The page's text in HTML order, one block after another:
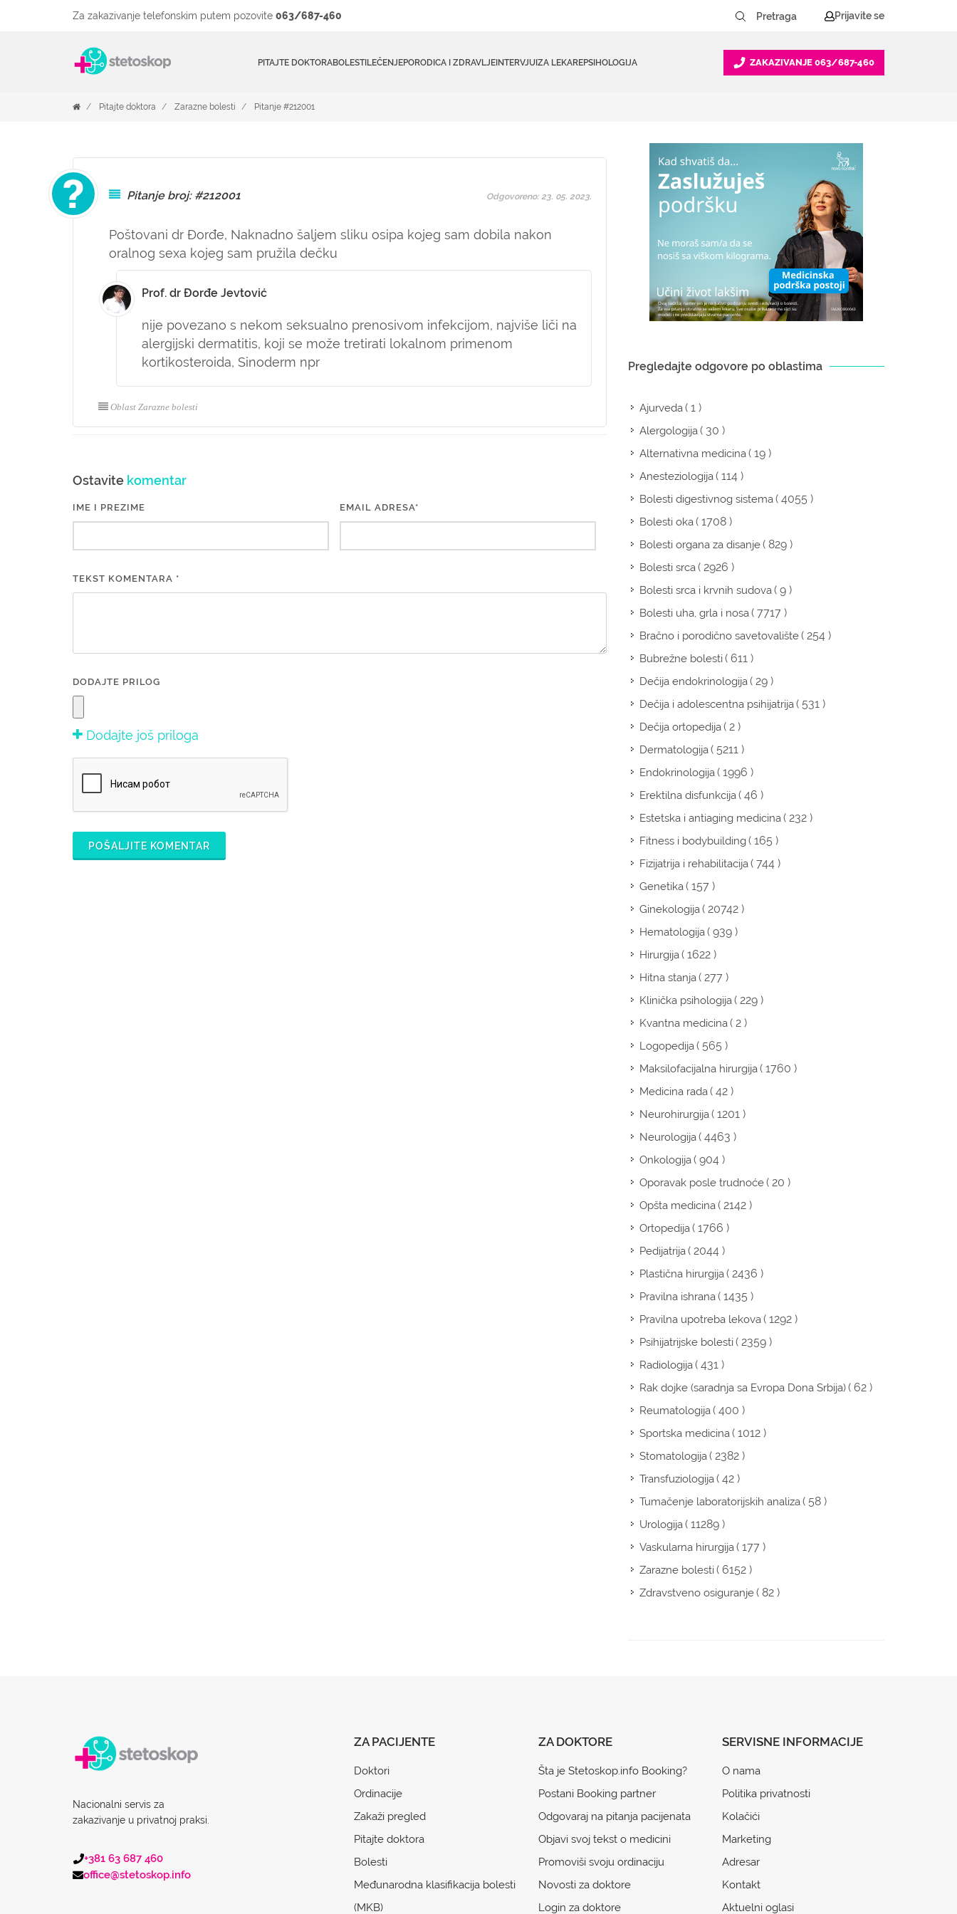
Za zakazivanje telefonskim putem pozovite 063/687-460 Prijavite se
PITAJTE DOKTORABOLESTILEČENJEPORODICA I ZDRAVLJEINTERVJUIZA LEKAREPSIHOLOGIJA ZAKAZIVANJE 063/687-460
Pitajte doktora Zarazne bolesti Pitanje #212001
Pitanje broj: #212001
Poštovani dr Đorđe, Naknadno šaljem sliku osipa kojeg sam dobila nakon
oralnog sexa kojeg sam pružila dečku
Odgovoreno: 23. 05. 2023.
Prof. dr Đorđe Jevtović
nije povezano s nekom seksualno prenosivom infekcijom, najviše liči na
alergijski dermatitis, koji se može tretirati lokalnom primenom
kortikosteroida, Sinoderm npr
Oblast Zarazne bolesti
Ostavite komentar
IME I PREZIME EMAIL ADRESA*
TEKST KOMENTARA *
DODAJTE PRILOG
Dodajte još priloga
POŠALJITE KOMENTAR
Pregledajte odgovore po oblastima
Ajurveda( 1 )
Alergologija( 30 )
Alternativna medicina( 19 )
Anesteziologija( 114 )
Bolesti digestivnog sistema( 4055 )
Bolesti oka( 1708 )
Bolesti organa za disanje( 829 )
Bolesti srca( 2926 )
Bolesti srca i krvnih sudova( 9 )
Bolesti uha, grla i nosa( 7717 )
Bračno i porodično savetovalište( 254 )
Bubrežne bolesti( 611 )
Dečija endokrinologija( 29 )
Dečija i adolescentna psihijatrija( 531 )
Dečija ortopedija( 2 )
Dermatologija( 5211 )
Endokrinologija( 1996 )
Erektilna disfunkcija( 46 )
Estetska i antiaging medicina( 232 )
Fitness i bodybuilding( 165 )
Fizijatrija i rehabilitacija( 744 )
Genetika( 157 )
Ginekologija( 20742 )
Hematologija( 939 )
Hirurgija( 1622 )
Hitna stanja( 277 )
Klinička psihologija( 229 )
Kvantna medicina( 2 )
Logopedija( 565 )
Maksilofacijalna hirurgija( 1760 )
Medicina rada( 42 )
Neurohirurgija( 1201 )
Neurologija( 4463 )
Onkologija( 904 )
Oporavak posle trudnoće( 20 )
Opšta medicina( 2142 )
Ortopedija( 1766 )
Pedijatrija( 2044 )
Plastična hirurgija( 2436 )
Pravilna ishrana( 1435 )
Pravilna upotreba lekova( 1292 )
Psihijatrijske bolesti( 2359 )
Radiologija( 431 )
Rak dojke (saradnja sa Evropa Dona Srbija)( 62 )
Reumatologija( 400 )
Sportska medicina( 1012 )
Stomatologija( 2382 )
Transfuziologija( 42 )
Tumačenje laboratorijskih analiza( 58 )
Urologija( 11289 )
Vaskularna hirurgija( 177 )
Zarazne bolesti( 6152 )
Zdravstveno osiguranje( 82 )
Nacionalni servis za
zakazivanje u privatnoj praksi.
+381 63 687 460
office@stetoskop.info
ZA PACIJENTE
Doktori
Ordinacije
Zakaži pregled
Pitajte doktora
Bolesti
Međunarodna klasifikacija bolesti
(MKB)
ZA DOKTORE
Šta je Stetoskop.info Booking?
Postani Booking partner
Odgovaraj na pitanja pacijenata
Objavi svoj tekst o medicini
Promoviši svoju ordinaciju
Novosti za doktore
Login za doktore
SERVISNE INFORMACIJE
O nama
Politika privatnosti
Kolačići
Marketing
Adresar
Kontakt
Aktuelni oglasi